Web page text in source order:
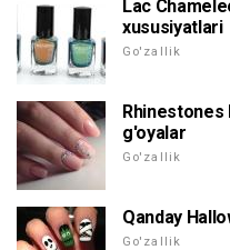
Lac
xususiyatlari
Go'zallik
Rhinestones
g'oyalar
Go'zallik
Qanday
Go'zallik